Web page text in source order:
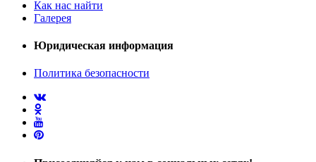
Как нас найти
Галерея
Юридическая информация
Политика безопасности